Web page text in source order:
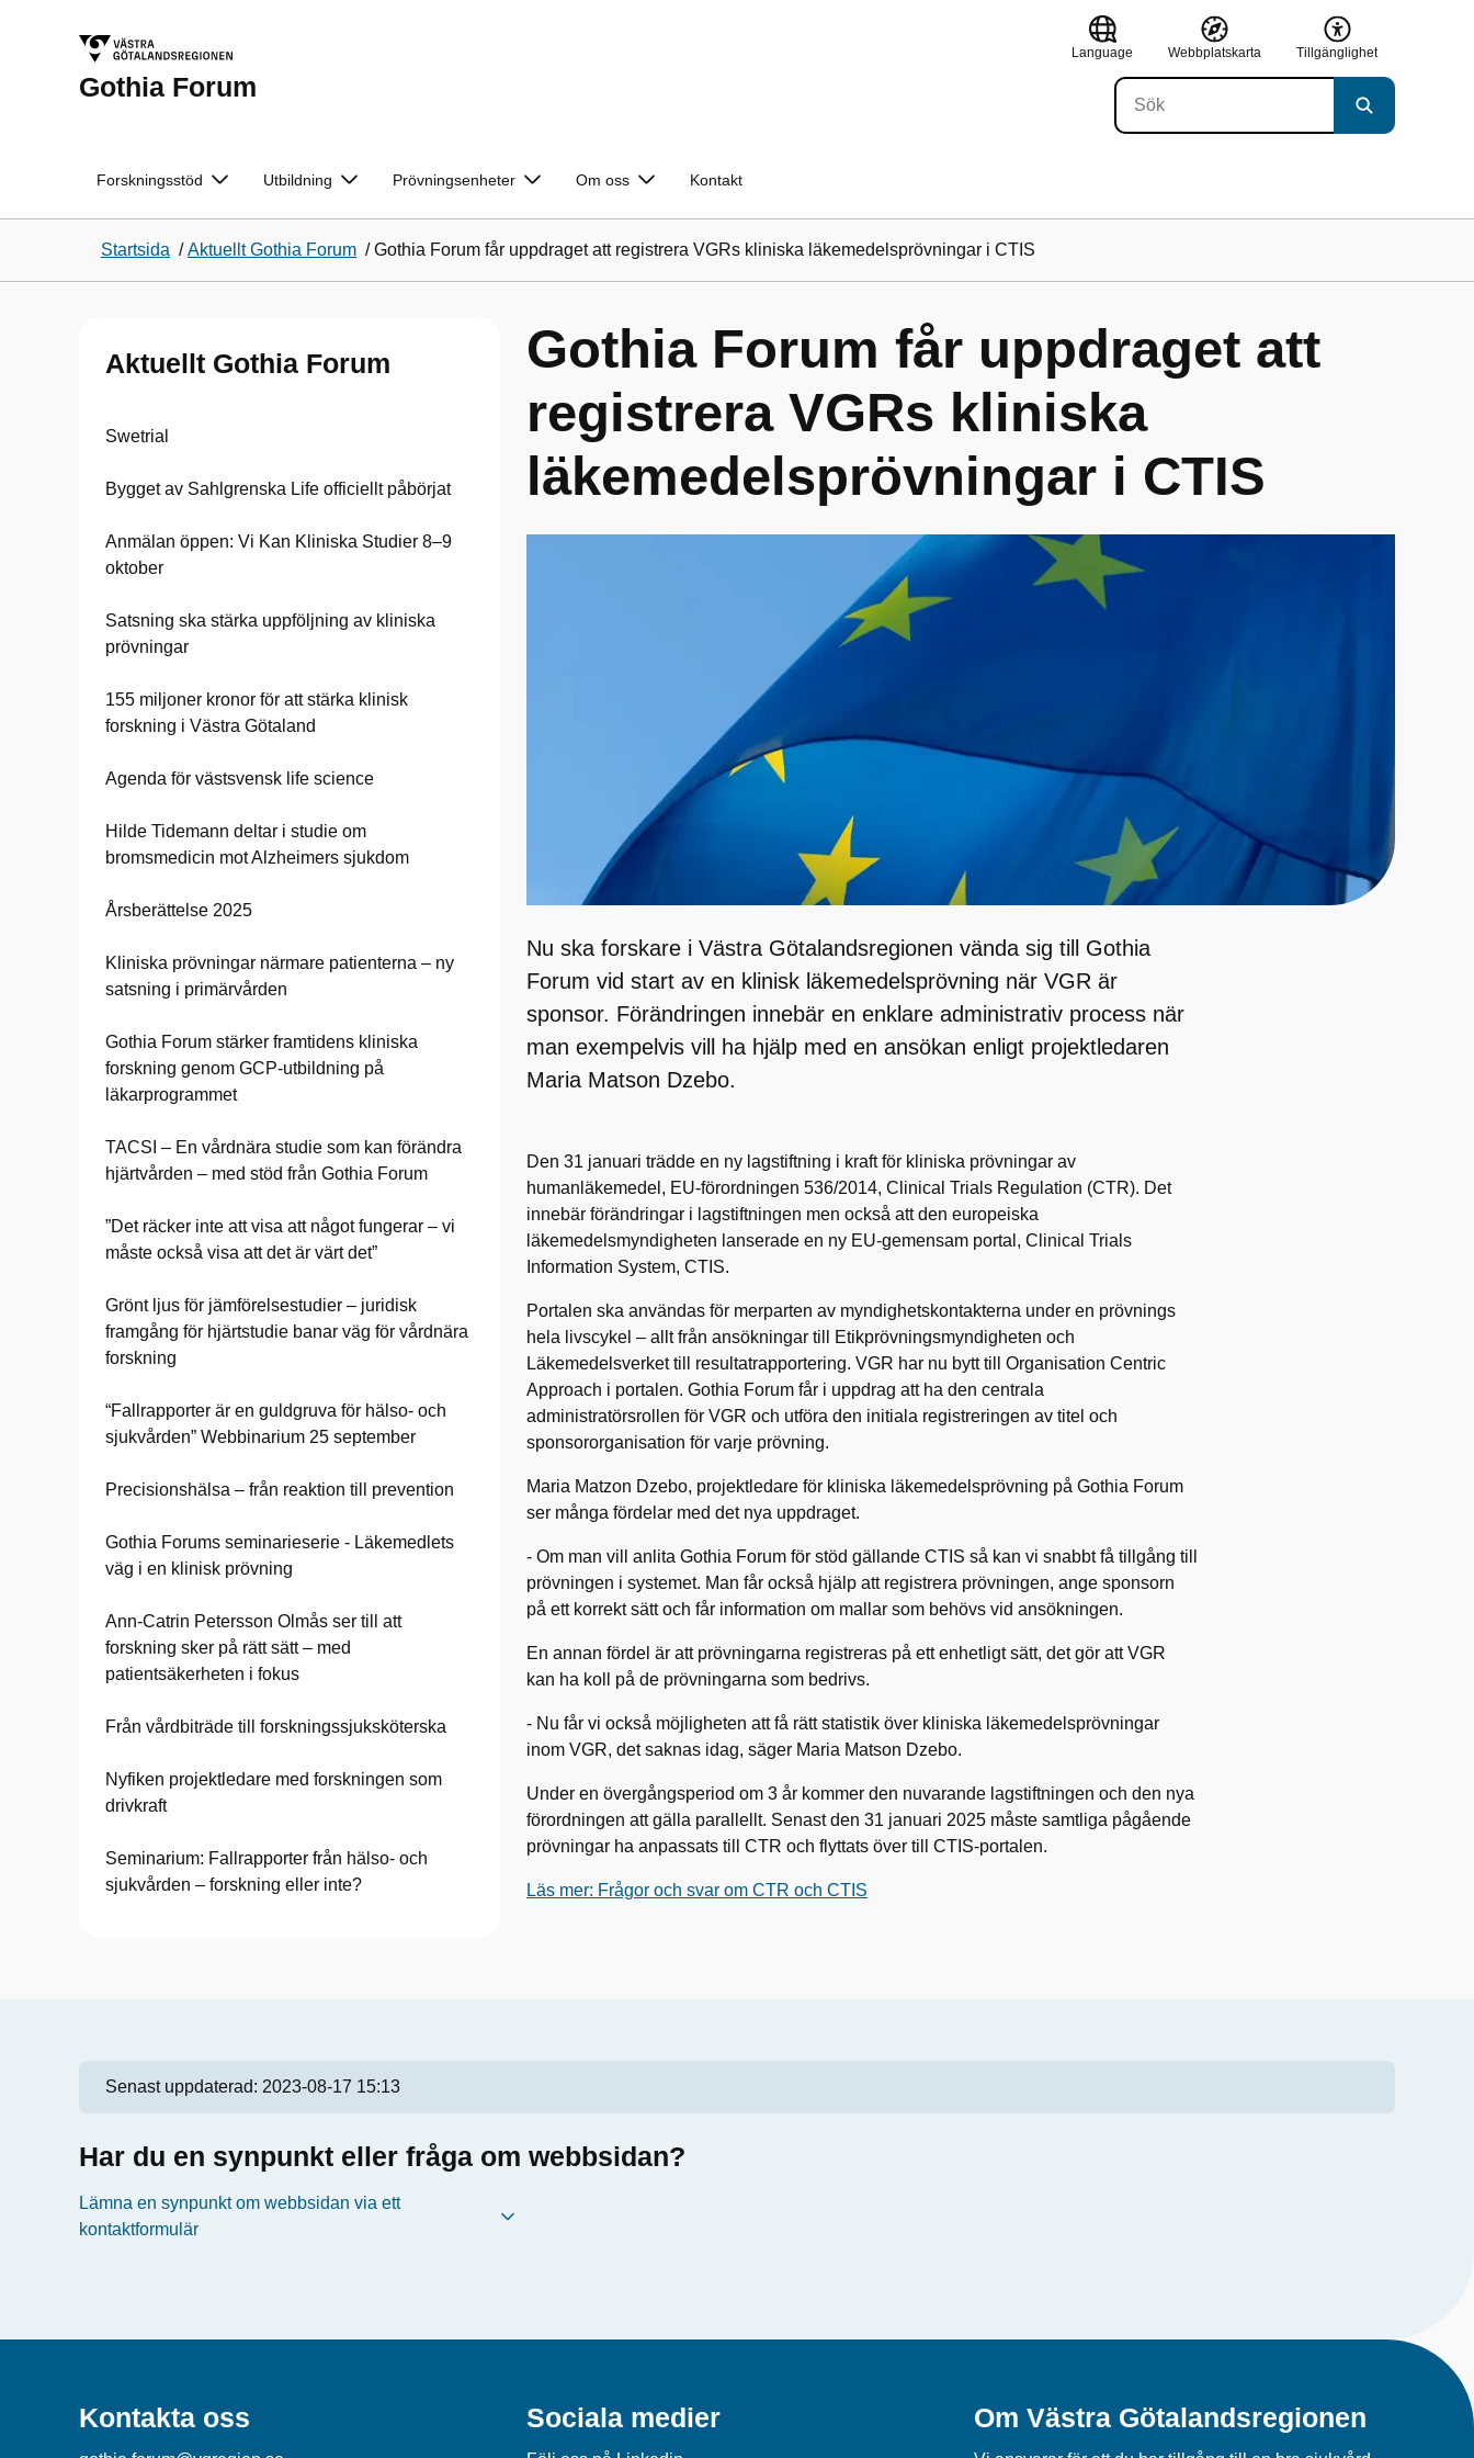
Gothia Forum
Language Webbplatskarta Tillgänglighet
Forskningsstöd Utbildning Prövningsenheter Om oss Kontakt
Startsida /Aktuellt Gothia Forum /Gothia Forum får uppdraget att registrera VGRs kliniska läkemedelsprövningar i CTIS
Aktuellt Gothia Forum
Swetrial
Bygget av Sahlgrenska Life officiellt påbörjat
Anmälan öppen: Vi Kan Kliniska Studier 8–9
oktober
Satsning ska stärka uppföljning av kliniska
prövningar
155 miljoner kronor för att stärka klinisk
forskning i Västra Götaland
Agenda för västsvensk life science
Hilde Tidemann deltar i studie om
bromsmedicin mot Alzheimers sjukdom
Årsberättelse 2025
Kliniska prövningar närmare patienterna – ny
satsning i primärvården
Gothia Forum stärker framtidens kliniska
forskning genom GCP-utbildning på
läkarprogrammet
TACSI – En vårdnära studie som kan förändra
hjärtvården – med stöd från Gothia Forum
”Det räcker inte att visa att något fungerar – vi
måste också visa att det är värt det”
Grönt ljus för jämförelsestudier – juridisk
framgång för hjärtstudie banar väg för vårdnära
forskning
“Fallrapporter är en guldgruva för hälso- och
sjukvården” Webbinarium 25 september
Precisionshälsa – från reaktion till prevention
Gothia Forums seminarieserie - Läkemedlets
väg i en klinisk prövning
Ann-Catrin Petersson Olmås ser till att
forskning sker på rätt sätt – med
patientsäkerheten i fokus
Från vårdbiträde till forskningssjuksköterska
Nyfiken projektledare med forskningen som
drivkraft
Seminarium: Fallrapporter från hälso- och
sjukvården – forskning eller inte?
Gothia Forum får uppdraget att
registrera VGRs kliniska
läkemedelsprövningar i CTIS
Nu ska forskare i Västra Götalandsregionen vända sig till Gothia
Forum vid start av en klinisk läkemedelsprövning när VGR är
sponsor. Förändringen innebär en enklare administrativ process när
man exempelvis vill ha hjälp med en ansökan enligt projektledaren
Maria Matson Dzebo.
​​​​​Den 31 januari trädde en ny lagstiftning i kraft för kliniska prövningar av
humanläkemedel, EU-förordningen 536/2014, Clinical Trials Regulation (CTR). Det
innebär förändringar i lagstiftningen men också att den europeiska
läkemedelsmyndigheten lanserade en ny EU-gemensam portal, Clinical Trials
Information System, CTIS.
Portalen ska användas för merparten av myndighetskontakterna under en prövnings
hela livscykel – allt från ansökningar till Etikprövningsmyndigheten och
Läkemedelsverket till resultatrapportering. VGR har nu bytt till Organisation Centric
Approach i portalen. Gothia Forum får i uppdrag att ha den centrala
administratörsrollen för VGR och utföra den initiala registreringen av titel och
sponsororganisation för varje prövning.
Maria Matzon Dzebo, projektledare för kliniska läkemedelsprövning på Gothia Forum
ser många fördelar med det nya uppdraget.
- Om man vill anlita Gothia Forum för stöd gällande CTIS så kan vi snabbt få tillgång till
prövningen i systemet. Man får också hjälp att registrera prövningen, ange sponsorn
på ett korrekt sätt och får information om mallar som behövs vid ansökningen.
En annan fördel är att prövningarna registreras på ett enhetligt sätt, det gör att VGR
kan ha koll på de prövningarna som bedrivs.
- Nu får vi också möjligheten att få rätt statistik över kliniska läkemedelsprövningar
inom VGR, det saknas idag, säger Maria Matson Dzebo.
Under en övergångsperiod om 3 år kommer den nuvarande lagstiftningen och den nya
förordningen att gälla parallellt. Senast den 31 januari 2025 måste samtliga pågående
prövningar ha anpassats till CTR och flyttats över till CTIS-portalen.
Läs mer: Frågor och svar om CTR och CTIS
Senast uppdaterad: 2023-08-17 15:13
Har du en synpunkt eller fråga om webbsidan?
Lämna en synpunkt om webbsidan via ett
kontaktformulär
Kontakta oss Sociala medier Om Västra Götalandsregionen